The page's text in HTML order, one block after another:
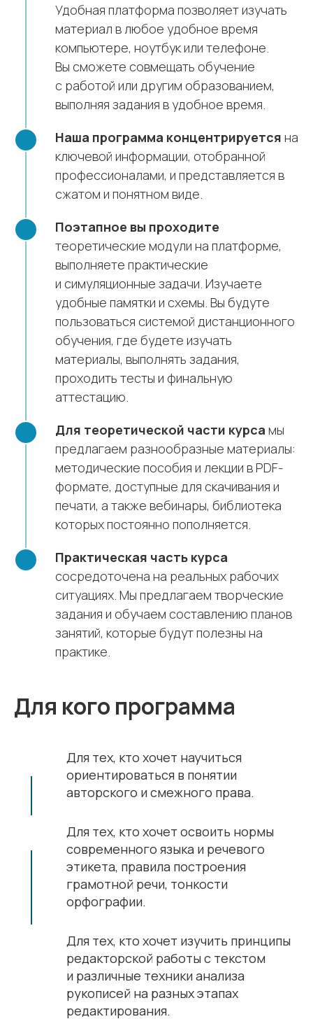
Удобная платформа позволяет изучать
материал в любое удобное время
компьютере, ноутбук или телефоне.
Вы сможете совмещать обучение
с работой или другим образованием,
выполняя задания в удобное время.
Наша программа концентрируется на
ключевой информации, отобранной
профессионалами, и представляется в
сжатом и понятном виде.
Поэтапное вы проходите
теоретические модули на платформе,
выполняете практические
и симуляционные задачи. Изучаете
удобные памятки и схемы. Вы будуте
пользоваться системой дистанционного
обучения, где будете изучать
материалы, выполнять задания,
проходить тесты и финальную
аттестацию.
Для теоретической части курса мы
предлагаем разнообразные материалы:
методические пособия и лекции в PDF-
формате, доступные для скачивания и
печати, а также вебинары, библиотека
которых постоянно пополняется.
Практическая часть курса
сосредоточена на реальных рабочих
ситуациях. Мы предлагаем творческие
задания и обучаем составлению планов
занятий, которые будут полезны на
практике.
Для кого программа
Для тех, кто хочет научиться
ориентироваться в понятии
авторского и смежного права.
Для тех, кто хочет освоить нормы
современного языка и речевого
этикета, правила построения
грамотной речи, тонкости
орфографии.
Для тех, кто хочет изучить принципы
редакторской работы с текстом
и различные техники анализа
рукописей на разных этапах
редактирования.